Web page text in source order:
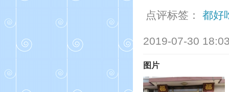
点评标签： 都好
2019-07-30
图片